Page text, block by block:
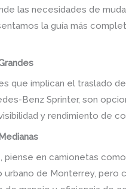
las necesidades de
la guía más
que implican el traslado
Benz Sprinter, son
y rendimiento de
piense en camionetas
de Monterrey, pero